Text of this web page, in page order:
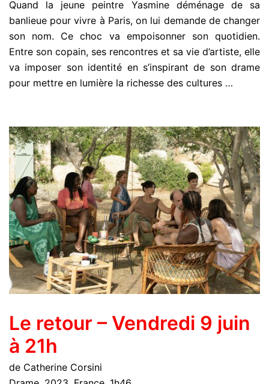
Quand la jeune peintre Yasmine déménage de sa
banlieue pour vivre à Paris, on lui demande de changer
son nom. Ce choc va empoisonner son quotidien.
Entre son copain, ses rencontres et sa vie d’artiste, elle
va imposer son identité en s’inspirant de son drame
pour mettre en lumière la richesse des cultures …
Le retour – Vendredi 9 juin
à 21h
de Catherine Corsini